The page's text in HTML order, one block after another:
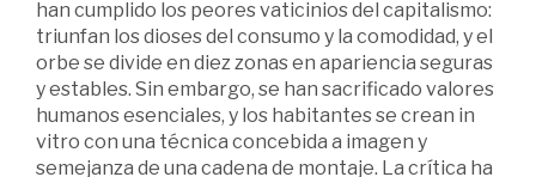
han cumplido los peores vaticinios del capitalismo:
triunfan los dioses del consumo y la comodidad, y el
orbe se divide en diez zonas en apariencia seguras
y estables. Sin embargo, se han sacrificado valores
humanos esenciales, y los habitantes se crean in
vitro con una técnica concebida a imagen y
semejanza de una cadena de montaje. La crítica ha